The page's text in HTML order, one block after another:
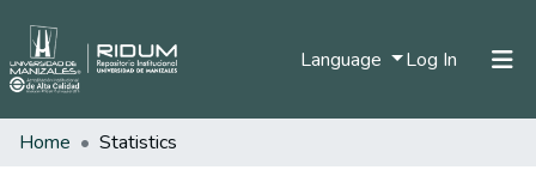
Language Log In (current)
Home Statistics